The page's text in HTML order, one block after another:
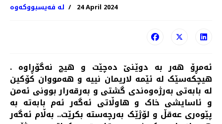
لە فەیسبووکەوە 24 April 2024
ئەمڕۆ هەر بە دوێنێ دەچێت و هیچ نەگۆڕاوە .
هیچکەسێک لە ئێمە لاریمان نییە و هەمووان کۆکین
لە بابەتی بەرژەوەندی گشتی و بەرقەرار بوونی ئەمن
و ئاسایشی خاک و هاوڵاتی ئەگەر ئەم بابەتە بە
پێوەری عەقڵ و لۆژێک بەرچەستە بکرێت.. بەڵام ئەگەر